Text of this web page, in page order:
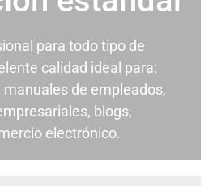
para todo tipo de
calidad ideal para:
de empleados,
blogs,
electrónico.